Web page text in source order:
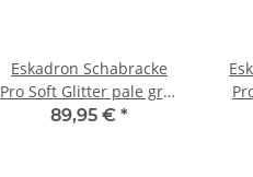
Eskadron Schabracke
Pro Soft Glitter pale grey
Platinum Edition 2026
89,95 € *